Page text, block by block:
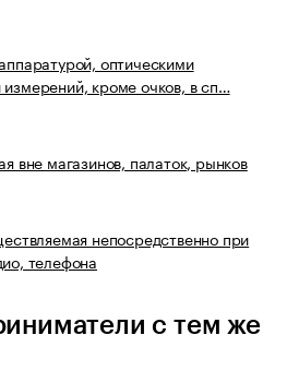
оптическими
кроме очков, в сп…
вне магазинов, палаток, рынков
непосредственно при
телефона
с тем же